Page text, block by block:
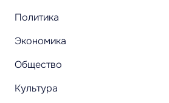
Политика
Экономика
Общество
Культура